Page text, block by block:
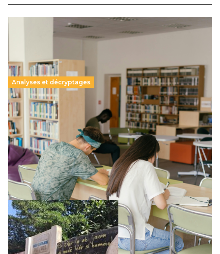
Analyses et décryptages
Supérieur privé : une dérive qui met à mal la
promesse républicaine
11 juillet 2026-
Le projet de loi sur la régulation de l’enseignement
supérieur privé met en lumière l’amplification d’un système
qui relègue l’acte pédagogique au superfétatoire, voire à…
Lire la suite →